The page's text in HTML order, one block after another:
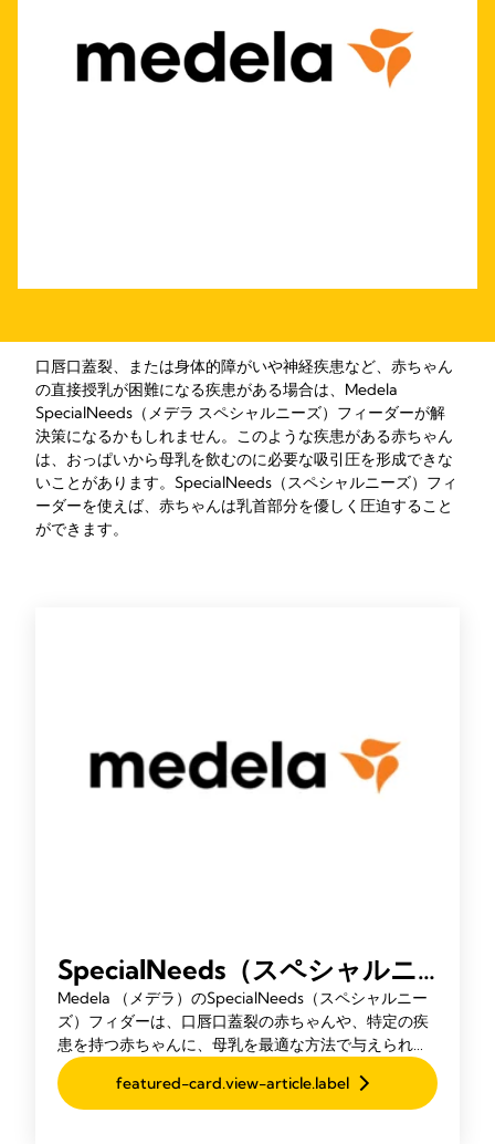
口唇口蓋裂、または身体的障がいや神経疾患など、赤ちゃん
の直接授乳が困難になる疾患がある場合は、Medela
SpecialNeeds（メデラ スペシャルニーズ）フィーダーが解
決策になるかもしれません。このような疾患がある赤ちゃん
は、おっぱいから母乳を飲むのに必要な吸引圧を形成できな
いことがあります。SpecialNeeds（スペシャルニーズ）フィ
ーダーを使えば、赤ちゃんは乳首部分を優しく圧迫すること
ができます。
SpecialNeeds（スペシャルニ
ーズ）フィダー
Medela （メデラ）のSpecialNeeds（スペシャルニー
ズ）フィダーは、口唇口蓋裂の赤ちゃんや、特定の疾
患を持つ赤ちゃんに、母乳を最適な方法で与えられる
ように設計された製品です。
featured-card.view-article.label